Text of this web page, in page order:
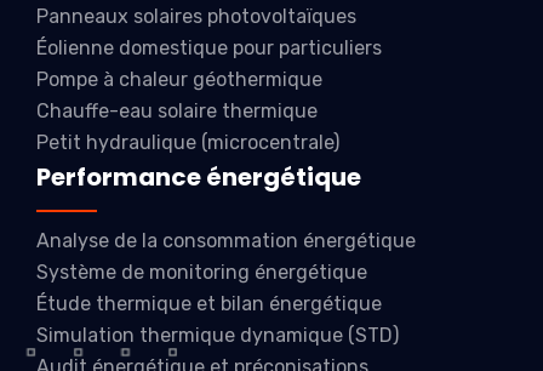
Panneaux solaires photovoltaïques
Éolienne domestique pour particuliers
Pompe à chaleur géothermique
Chauffe-eau solaire thermique
Petit hydraulique (microcentrale)
Performance énergétique
Analyse de la consommation énergétique
Système de monitoring énergétique
Étude thermique et bilan énergétique
Simulation thermique dynamique (STD)